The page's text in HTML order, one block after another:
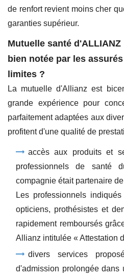
de renfort revient moins cher
garanties supérieur.
Mutuelle santé
bien notée par les
limites ?
La mutuelle d'Allianz est
grande expérience pour
parfaitement adaptées aux
profitent d'une qualité de
accès aux produits et
professionnels de santé
compagnie était partenaire de
Les professionnels
opticiens, prothésistes et
rapidement remboursés
Allianz intitulée « Attestation
divers services
d'admission prolongée